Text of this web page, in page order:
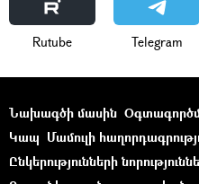
Rutube Telegram
Նախագծի մասին
Կապ Մամուլի
Ընկերությունների